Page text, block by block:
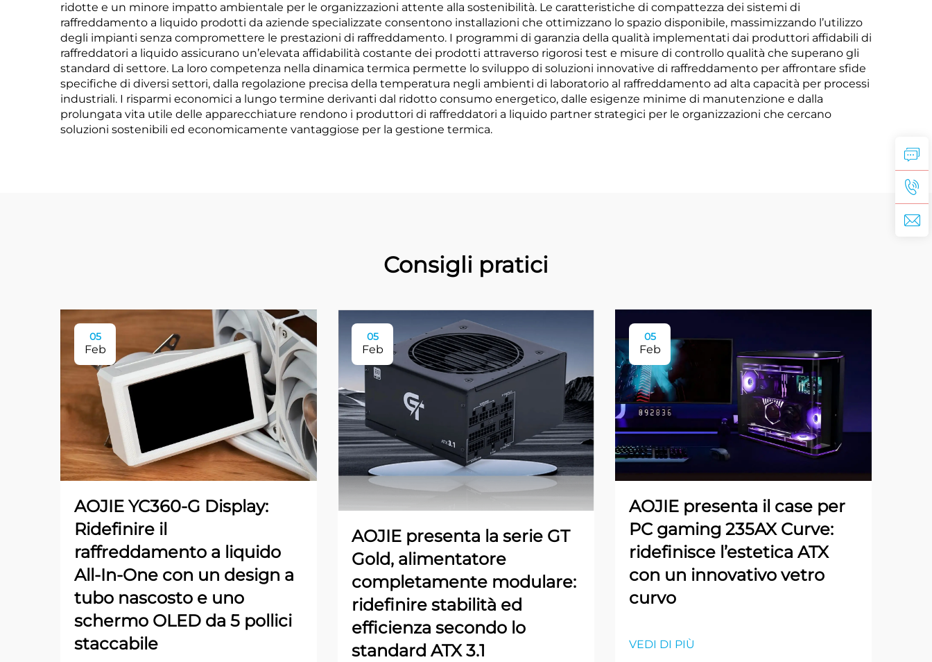
ridotte e un minore impatto ambientale per le organizzazioni attente alla sostenibilità. Le caratteristiche di compattezza dei sistemi di
raffreddamento a liquido prodotti da aziende specializzate consentono installazioni che ottimizzano lo spazio disponibile, massimizzando l’utilizzo
degli impianti senza compromettere le prestazioni di raffreddamento. I programmi di garanzia della qualità implementati dai produttori affidabili di
raffreddatori a liquido assicurano un’elevata affidabilità costante dei prodotti attraverso rigorosi test e misure di controllo qualità che superano gli
standard di settore. La loro competenza nella dinamica termica permette lo sviluppo di soluzioni innovative di raffreddamento per affrontare sfide
specifiche di diversi settori, dalla regolazione precisa della temperatura negli ambienti di laboratorio al raffreddamento ad alta capacità per processi
industriali. I risparmi economici a lungo termine derivanti dal ridotto consumo energetico, dalle esigenze minime di manutenzione e dalla
prolungata vita utile delle apparecchiature rendono i produttori di raffreddatori a liquido partner strategici per le organizzazioni che cercano
soluzioni sostenibili ed economicamente vantaggiose per la gestione termica.
Consigli pratici
05
Feb
AOJIE YC360-G Display:
Ridefinire il
raffreddamento a liquido
All-In-One con un design a
tubo nascosto e uno
schermo OLED da 5 pollici
staccabile
05
Feb
AOJIE presenta la serie GT
Gold, alimentatore
completamente modulare:
ridefinire stabilità ed
efficienza secondo lo
standard ATX 3.1
05
Feb
AOJIE presenta il case per
PC gaming 235AX Curve:
ridefinisce l’estetica ATX
con un innovativo vetro
curvo
VEDI DI PIÙ